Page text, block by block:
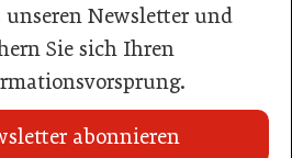
unseren Newsletter und
Sie sich Ihren
abonnieren